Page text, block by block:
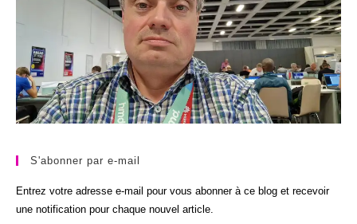
S'abonner par e-mail
Entrez votre adresse e-mail pour vous abonner à ce blog et recevoir
une notification pour chaque nouvel article.